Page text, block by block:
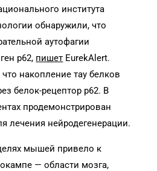
института
обнаружили, что
аутофагии
р62, пишет EurekAlert.
накопление тау белков
белок-рецептор р62. В
продемонстрирован
лечения нейродегенерации.
мышей привело к
— области мозга,